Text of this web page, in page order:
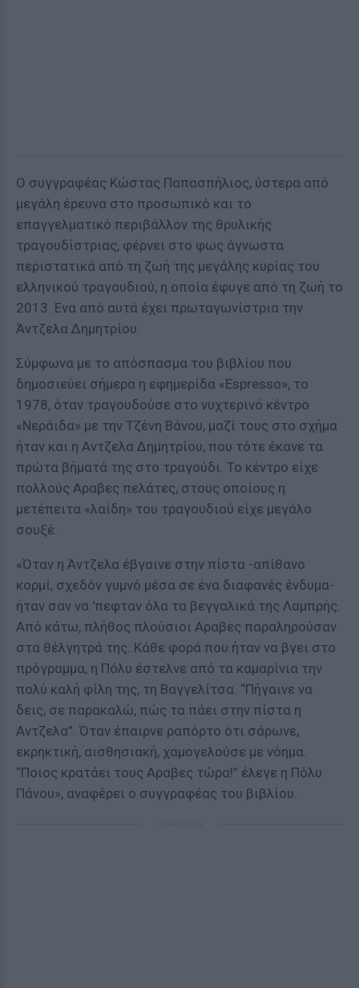
Ο συγγραφέας Κώστας Παπασπήλιος, ύστερα από
μεγάλη έρευνα στο προσωπικό και το
επαγγελματικό περιβάλλον της θρυλικής
τραγουδίστριας, φέρνει στο φως άγνωστα
περιστατικά από τη ζωή της μεγάλης κυρίας του
ελληνικού τραγουδιού, η οποία έφυγε από τη ζωή το
2013. Ενα από αυτά έχει πρωταγωνίστρια την
Άντζελα Δημητρίου.
Σύμφωνα με το απόσπασμα του βιβλίου που
δημοσιεύει σήμερα η εφημερίδα «Espresso», το
1978, όταν τραγουδούσε στο νυχτερινό κέντρο
«Νεράιδα» με την Τζένη Βάνου, μαζί τους στο σχήμα
ήταν και η Αντζελα Δημητρίου, που τότε έκανε τα
πρώτα βήματά της στο τραγούδι. Το κέντρο είχε
πολλούς Αραβες πελάτες, στους οποίους η
μετέπειτα «λαίδη» του τραγουδιού είχε μεγάλο
σουξέ.
«Όταν η Άντζελα έβγαινε στην πίστα -απίθανο
κορμί, σχεδόν γυμνό μέσα σε ένα διαφανές ένδυμα-
ήταν σαν να 'πεφταν όλα τα βεγγαλικά της Λαμπρής.
Από κάτω, πλήθος πλούσιοι Αραβες παραληρούσαν
στα θέλγητρά της. Κάθε φορά που ήταν να βγει στο
πρόγραμμα, η Πόλυ έστελνε από τα καμαρίνια την
πολύ καλή φίλη της, τη Βαγγελίτσα. “Πήγαινε να
δεις, σε παρακαλώ, πώς τα πάει στην πίστα η
Αντζελα”. Όταν έπαιρνε ραπόρτο ότι σάρωνε,
εκρηκτική, αισθησιακή, χαμογελούσε με νόημα.
“Ποιος κρατάει τους Αραβες τώρα!” έλεγε η Πόλυ
Πάνου», αναφέρει ο συγγραφέας του βιβλίου.